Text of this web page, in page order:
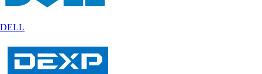
DELL